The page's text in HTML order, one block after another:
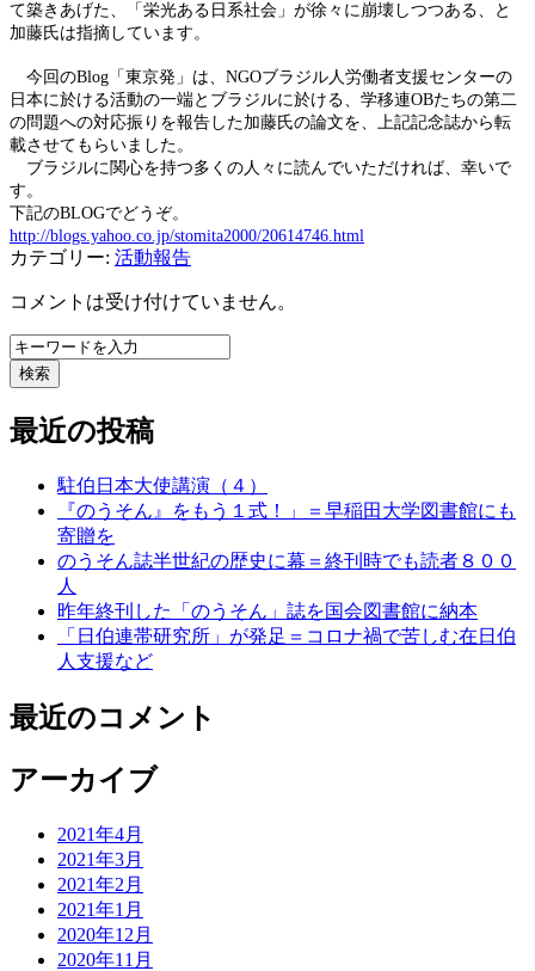
て築きあげた、「栄光ある日系社会」が徐々に崩壊しつつある、と
加藤氏は指摘しています。
今回のBlog 「東京発」は、 NGOブラジル人労働者支援センターの
日本に於ける活動の一端とブラジルに於ける、学移連OBたちの第二
の問題への対応振りを報告した加藤氏の論文を、上記記念誌から転
載させてもらいました。
ブラジルに関心を持つ多くの人々に読んでいただければ、幸いで
す。
下記のBLOGでどうぞ。
http://blogs.yahoo.co.jp/stomita2000/20614746.html
カテゴリー: 活動報告
コメントは受け付けていません。
検索
最近の投稿
駐伯日本大使講演（４）
『のうそん』をもう１式！」＝早稲田大学図書館にも
寄贈を
のうそん誌半世紀の歴史に幕＝終刊時でも読者８００
人
昨年終刊した「のうそん」誌を国会図書館に納本
「日伯連帯研究所」が発足＝コロナ禍で苦しむ在日伯
人支援など
最近のコメント
アーカイブ
2021年4月
2021年3月
2021年2月
2021年1月
2020年12月
2020年11月